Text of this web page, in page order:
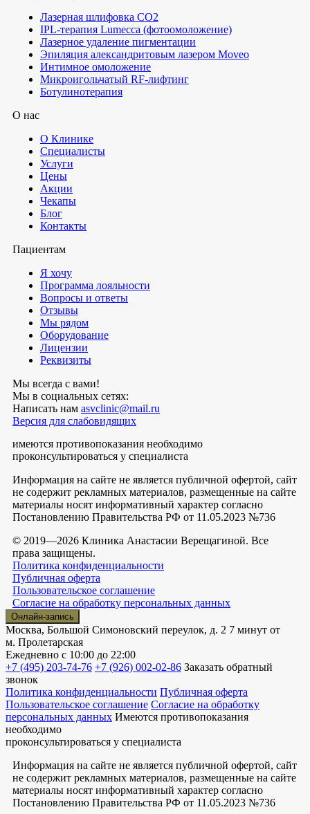
Лазерная шлифовка СО2
IPL-терапия Lumecca (фотоомоложение)
Лазерное удаление пигментации
Эпиляция александритовым лазером Moveo
Интимное омоложение
Микроигольчатый RF-лифтинг
Ботулинотерапия
О нас
О Клинике
Специалисты
Услуги
Цены
Акции
Чекапы
Блог
Контакты
Пациентам
Я хочу
Программа лояльности
Вопросы и ответы
Отзывы
Мы рядом
Оборудование
Лицензии
Реквизиты
Мы всегда с вами!
Мы в социальных сетях:
Написать нам asvclinic@mail.ru
Версия для слабовидящих
имеются противопоказания необходимо
проконсультироваться у специалиста
Информация на сайте не является публичной офертой, сайт
не содержит рекламных материалов, размещенные на сайте
материалы носят информативный характер согласно
Постановлению Правительства РФ от 11.05.2023 №736
© 2019—2026 Клиника Анастасии Верещагиной. Все
права защищены.
Политика конфиденциальности
Публичная оферта
Пользовательское соглашение
Согласие на обработку персональных данных
Онлайн-запись
Москва, Большой Симоновский переулок, д. 2 7 минут от
м. Пролетарская
Ежедневно с 10:00 до 22:00
+7 (495) 203-74-76 +7 (926) 002-02-86 Заказать обратный
звонок
Политика конфиденциальности Публичная оферта
Пользовательское соглашение Согласие на обработку
персональных данных Имеются противопоказания
необходимо
проконсультироваться у специалиста
Информация на сайте не является публичной офертой, сайт
не содержит рекламных материалов, размещенные на сайте
материалы носят информативный характер согласно
Постановлению Правительства РФ от 11.05.2023 №736